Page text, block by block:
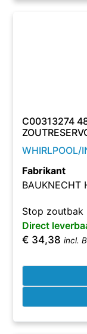
C00313274
WHIRLPOOL/
Fabrikant
BAUKNECHT
Stop zoutbak
Direct
€ 34,38 incl.